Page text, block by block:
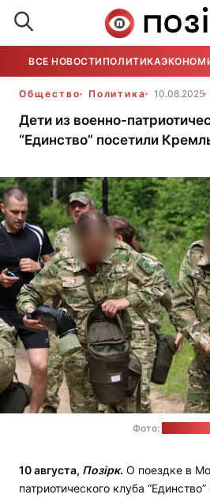
ВСЕ НОВОСТИ ПОЛИТИКА
Общество Политика 10.08.2025
Дети из военно-
“Единство” посетили
Фото:
10 августа, Позірк. О поездке в
патриотического клуба